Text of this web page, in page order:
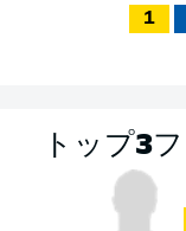
1
トップ3